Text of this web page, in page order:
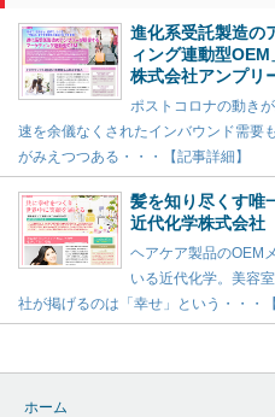
進化系受託製造の
ィング連動型OEM
株式会社アンプリ
ポストコロナの動き
速を余儀なくされたインバウンド需要
がみえつつある・・・【記事詳細】
髪を知り尽くす唯
近代化学株式会社
ヘアケア製品のOEM
いる近代化学。美容
社が掲げるのは「幸せ」という・・・
ホーム